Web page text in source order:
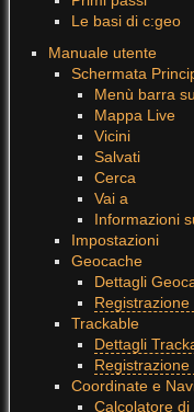
Le basi di c:geo
Manuale utente
Schermata
Menù barra
Mappa Live
Vicini
Salvati
Cerca
Vai a
Informazioni
Impostazioni
Geocache
Dettagli
Trackable
Dettagli
Coordinate e
Calcolatore di